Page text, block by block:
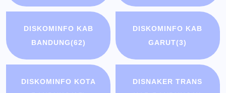
DISKOMINFO KAB
BANDUNG(62)
DISKOMINFO KAB
GARUT(3)
DISKOMINFO KOTA
DISNAKER TRANS